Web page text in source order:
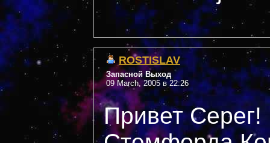
ROSTISLAV
Запасной Выход
09 March, 2005 в 22:26
Привет Серег!